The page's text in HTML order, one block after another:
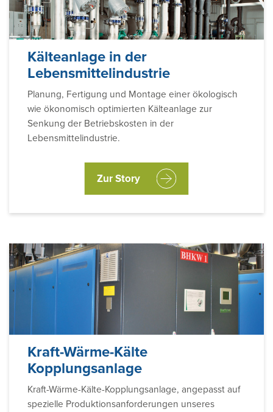
Kälteanlage in der
Lebensmittelindustrie
Planung, Fertigung und Montage einer ökologisch
wie ökonomisch optimierten Kälteanlage zur
Senkung der Betriebskosten in der
Lebensmittelindustrie.
Zur Story
Kraft-Wärme-Kälte
Kopplungsanlage
Kraft-Wärme-Kälte-Kopplungsanlage, angepasst auf
spezielle Produktionsanforderungen unseres